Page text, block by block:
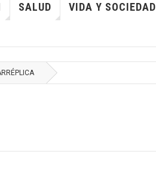
SALUD VIDA Y SOCIEDAD